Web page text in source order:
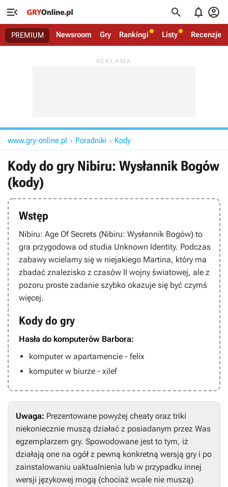
   
PREMIUM Newsroom Gry Rankingi Listy Recenzje
www.gry-online.pl  Poradniki  Kody
Kody do gry Nibiru: Wysłannik Bogów
(kody)
Wstęp
Nibiru: Age Of Secrets (Nibiru: Wysłannik Bogów) to
gra przygodowa od studia Unknown Identity. Podczas
zabawy wcielamy się w niejakiego Martina, który ma
zbadać znalezisko z czasów II wojny światowej, ale z
pozoru proste zadanie szybko okazuje się być czymś
więcej.
Kody do gry
Hasła do komputerów Barbora:
komputer w apartamencie - felix
komputer w biurze - xilef
Uwaga: Prezentowane powyżej cheaty oraz triki
niekoniecznie muszą działać z posiadanym przez Was
egzemplarzem gry. Spowodowane jest to tym, iż
działają one na ogół z pewną konkretną wersją gry i po
zainstalowaniu uaktualnienia lub w przypadku innej
wersji językowej mogą (chociaż wcale nie muszą)